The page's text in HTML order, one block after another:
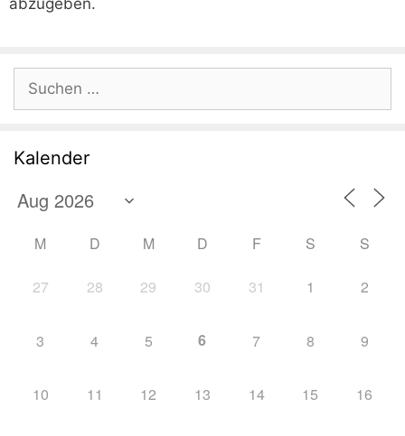
Suchen
nach:
Kalender
M D M D F S S
27 28 29 30 31 1 2
3 4 5 6 7 8 9
10 11 12 13 14 15 16